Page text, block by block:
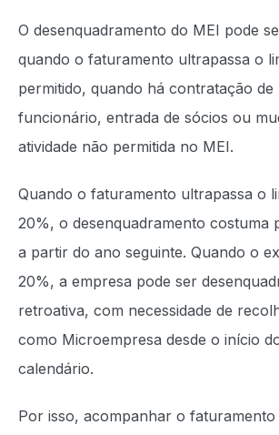
O desenquadramento do MEI pode
quando o faturamento ultrapassa o
permitido, quando há contratação de
funcionário, entrada de sócios ou
atividade não permitida no MEI.
Quando o faturamento ultrapassa o
20%, o desenquadramento costuma
a partir do ano seguinte. Quando o
20%, a empresa pode ser
retroativa, com necessidade de
como Microempresa desde o início
calendário.
Por isso, acompanhar o faturamento